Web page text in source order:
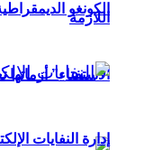
الكونغو
الاستفتاء” أزماتها
اللازمة
إدارة النفايات